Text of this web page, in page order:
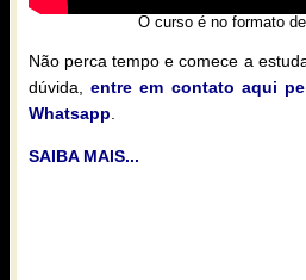
O curso é no formato
Não perca tempo e comece a
dúvida,entre em contato aqui
Whatsapp.
SAIBA MAIS...